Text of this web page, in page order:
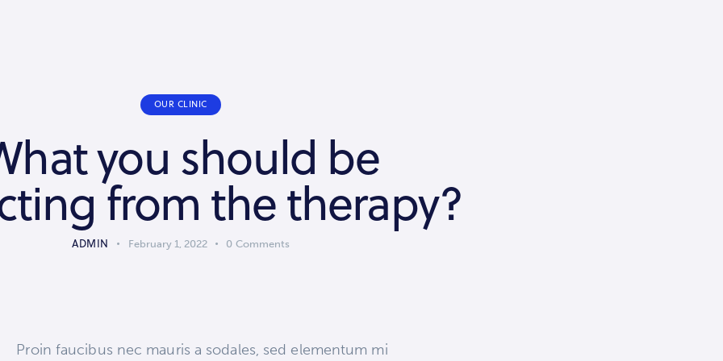
OUR CLINIC
you should be
from the therapy?
ADMIN February 1, 2022 0 Comments
Proin faucibus nec mauris a sodales, sed elementum mi